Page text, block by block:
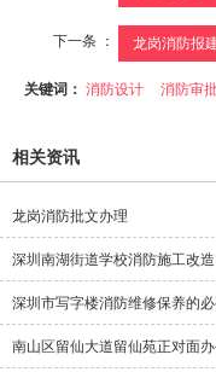
下一条 ： 龙岗消防报
关键词： 消防设计 消防审
相关资讯
龙岗消防批文办理
深圳南湖街道学校消防施工改
深圳市写字楼消防维修保养的
南山区留仙大道留仙苑正对面